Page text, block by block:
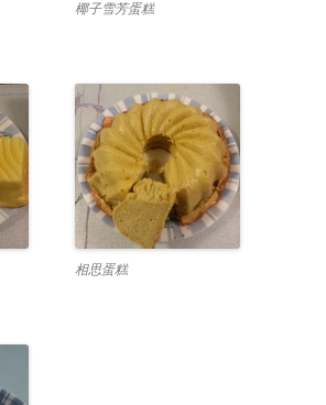
椰子雪芳蛋糕
相思蛋糕